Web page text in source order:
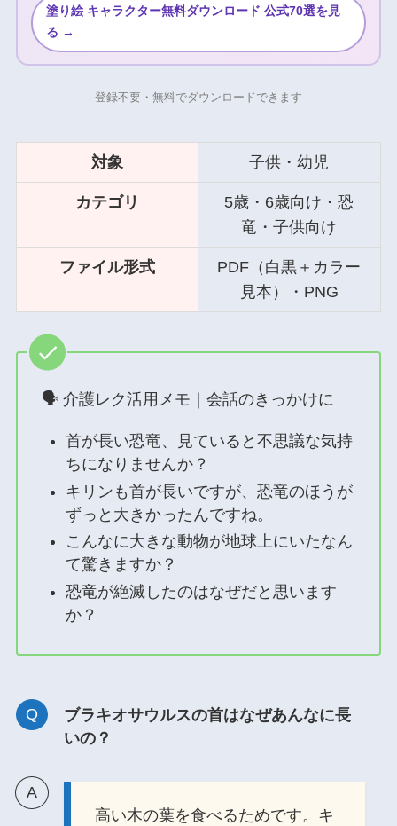
塗り絵 キャラクター無料ダウンロード 公式70選を見
る →
登録不要・無料でダウンロードできます
対象 子供・幼児
カテゴリ
5歳・6歳向け・恐
竜・子供向け
ファイル形式
PDF（白黒＋カラー
見本）・PNG
🗣 介護レク活用メモ｜会話のきっかけに
首が長い恐竜、見ていると不思議な気持
ちになりませんか？
キリンも首が長いですが、恐竜のほうが
ずっと大きかったんですね。
こんなに大きな動物が地球上にいたなん
て驚きますか？
恐竜が絶滅したのはなぜだと思います
か？
ブラキオサウルスの首はなぜあんなに長
いの？
高い木の葉を食べるためです。キ